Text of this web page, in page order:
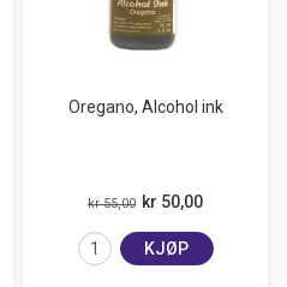
Oregano, Alcohol ink
kr 55,00 kr 50,00
KJØP